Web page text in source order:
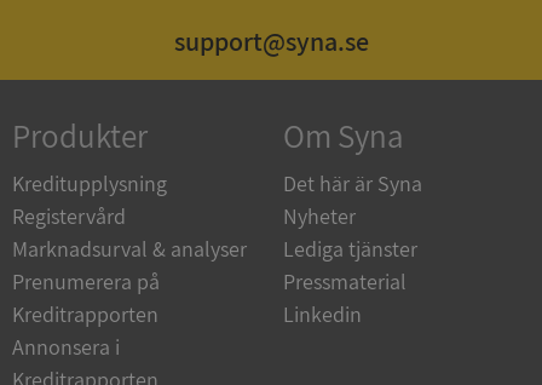
support@syna.se
Produkter
Kreditupplysning
Registervård
Marknadsurval & analyser
Prenumerera på
Kreditrapporten
Annonsera i
Kreditrapporten
Om Syna
Det här är Syna
Nyheter
Lediga tjänster
Pressmaterial
Linkedin
ASP.NET_SessionId
Microsoft
Corporation
de.syna.se